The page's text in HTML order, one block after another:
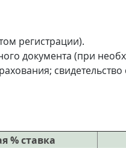
регистрации).
документа (при
% ставка